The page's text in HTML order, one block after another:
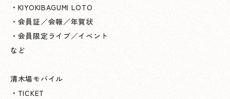
・KIYOKIBAGUMI LOTO
・会員証／会報／年賀状
・会員限定ライブ／イベント
など
清木場モバイル
・TICKET